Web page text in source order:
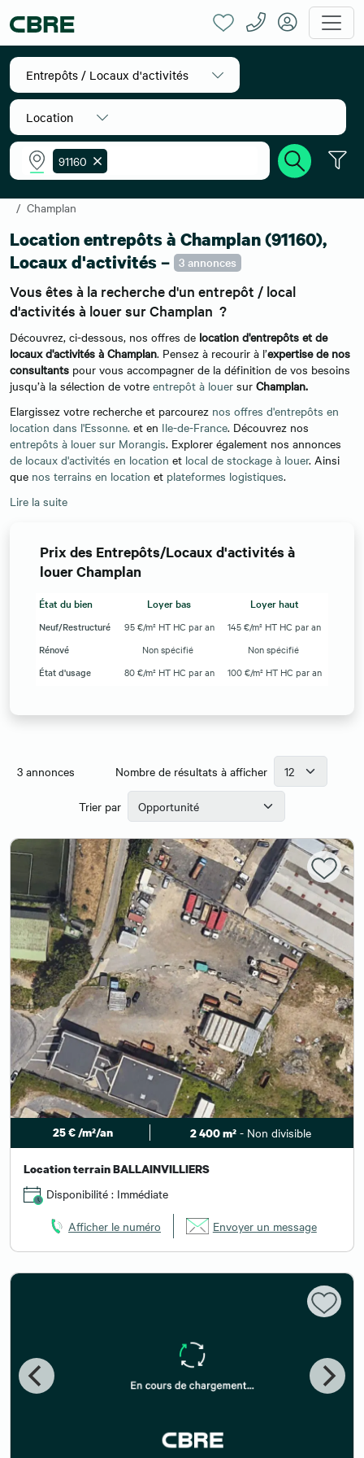
Entrepôts / Locaux d'activités
Location
91160
Champlan
Location entrepôts à Champlan (91160),
Locaux d'activités – 3 annonces
Vous êtes à la recherche d'un entrepôt / local
d'activités à louer sur Champlan ?
Découvrez, ci-dessous, nos offres de location d'entrepôts et de
locaux d'activités à Champlan. Pensez à recourir à l’expertise de nos
consultants pour vous accompagner de la définition de vos besoins
jusqu’à la sélection de votre entrepôt à louer sur Champlan.
Elargissez votre recherche et parcourez nos offres d'entrepôts en
location dans l'Essonne. et en Ile-de-France. Découvrez nos
entrepôts à louer sur Morangis. Explorer également nos annonces
de locaux d'activités en location et local de stockage à louer. Ainsi
que nos terrains en location et plateformes logistiques.
Lire la suite
Prix des Entrepôts/Locaux d'activités à
louer Champlan
État du bien Loyer bas Loyer haut
Neuf/Restructuré 95 €/m² HT HC par an
145 €/m² HT HC par an
Rénové
Non spécifié
Non spécifié
État d'usage
80 €/m² HT HC par an 100 €/m² HT HC par an
3annonces Nombre de résultats à afficher
Trier par
25 € /m²/an 2 400 m²- Non divisible
Location terrain BALLAINVILLIERS
Disponibilité : Immédiate
Afficher le numéro Envoyer un message